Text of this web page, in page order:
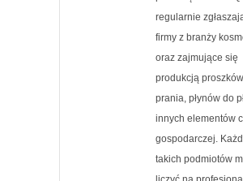
regularnie
firmy z branży
oraz zajmujące się
produkcją
prania, płynów do
innych elementów
gospodarczej.
takich podmiotów